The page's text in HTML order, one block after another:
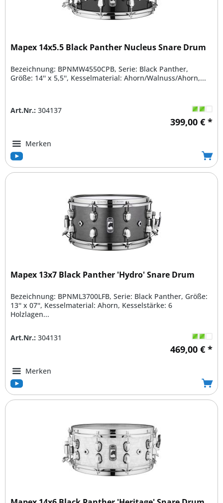
Mapex 14x5.5 Black Panther Nucleus Snare Drum
Bezeichnung: BPNMW4550CPB, Serie: Black Panther,
Größe: 14'' x 5,5'', Kesselmaterial: Ahorn/Walnuss/Ahorn,...
Art.Nr.: 304137
399,00 € *
Merken
Mapex 13x7 Black Panther 'Hydro' Snare Drum
Bezeichnung: BPNML3700LFB, Serie: Black Panther, Größe:
13'' x 07'', Kesselmaterial: Ahorn, Kesselstärke: 6
Holzlagen...
Art.Nr.: 304131
469,00 € *
Merken